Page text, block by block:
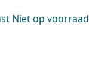
Niet op voorraad